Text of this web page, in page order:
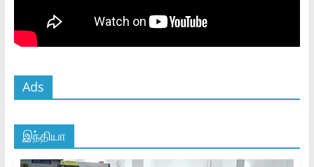
Ads
இந்தியா